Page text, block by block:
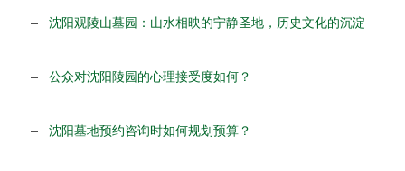
沈阳观陵山墓园：山水相映的宁静圣地，历史文化的沉淀
公众对沈阳陵园的心理接受度如何？
沈阳墓地预约咨询时如何规划预算？